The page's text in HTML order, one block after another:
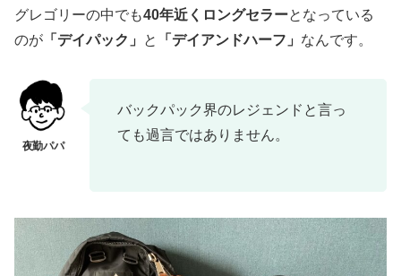
グレゴリーの中でも40年近くロングセラーとなっている
のが 「デイパック」 と 「デイアンドハーフ」 なんです。
バックパック界のレジェンドと言っ
ても過言ではありません。